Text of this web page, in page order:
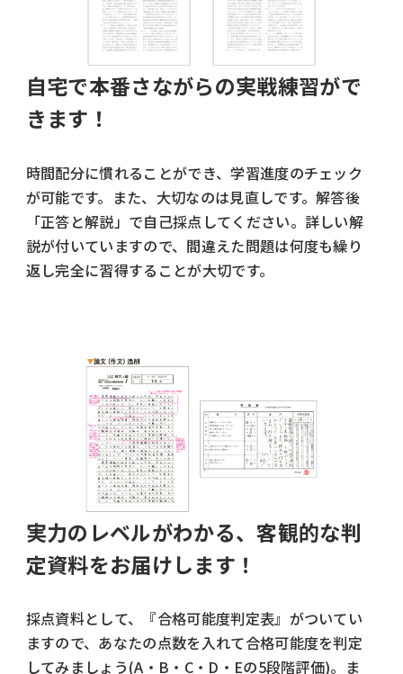
自宅で本番さながらの実戦練習がで
きます！
時間配分に慣れることができ、学習進度のチェック
が可能です。また、大切なのは見直しです。解答後
「正答と解説」で自己採点してください。詳しい解
説が付いていますので、間違えた問題は何度も繰り
返し完全に習得することが大切です。
実力のレベルがわかる、客観的な判
定資料をお届けします！
採点資料として、『合格可能度判定表』がついてい
ますので、あなたの点数を入れて合格可能度を判定
してみましょう(A・B・C・D・Eの5段階評価)。ま